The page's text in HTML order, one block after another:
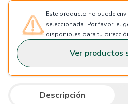
Este producto no puede
seleccionada. Por favor,
disponibles para tu
Ver productos
Descripción